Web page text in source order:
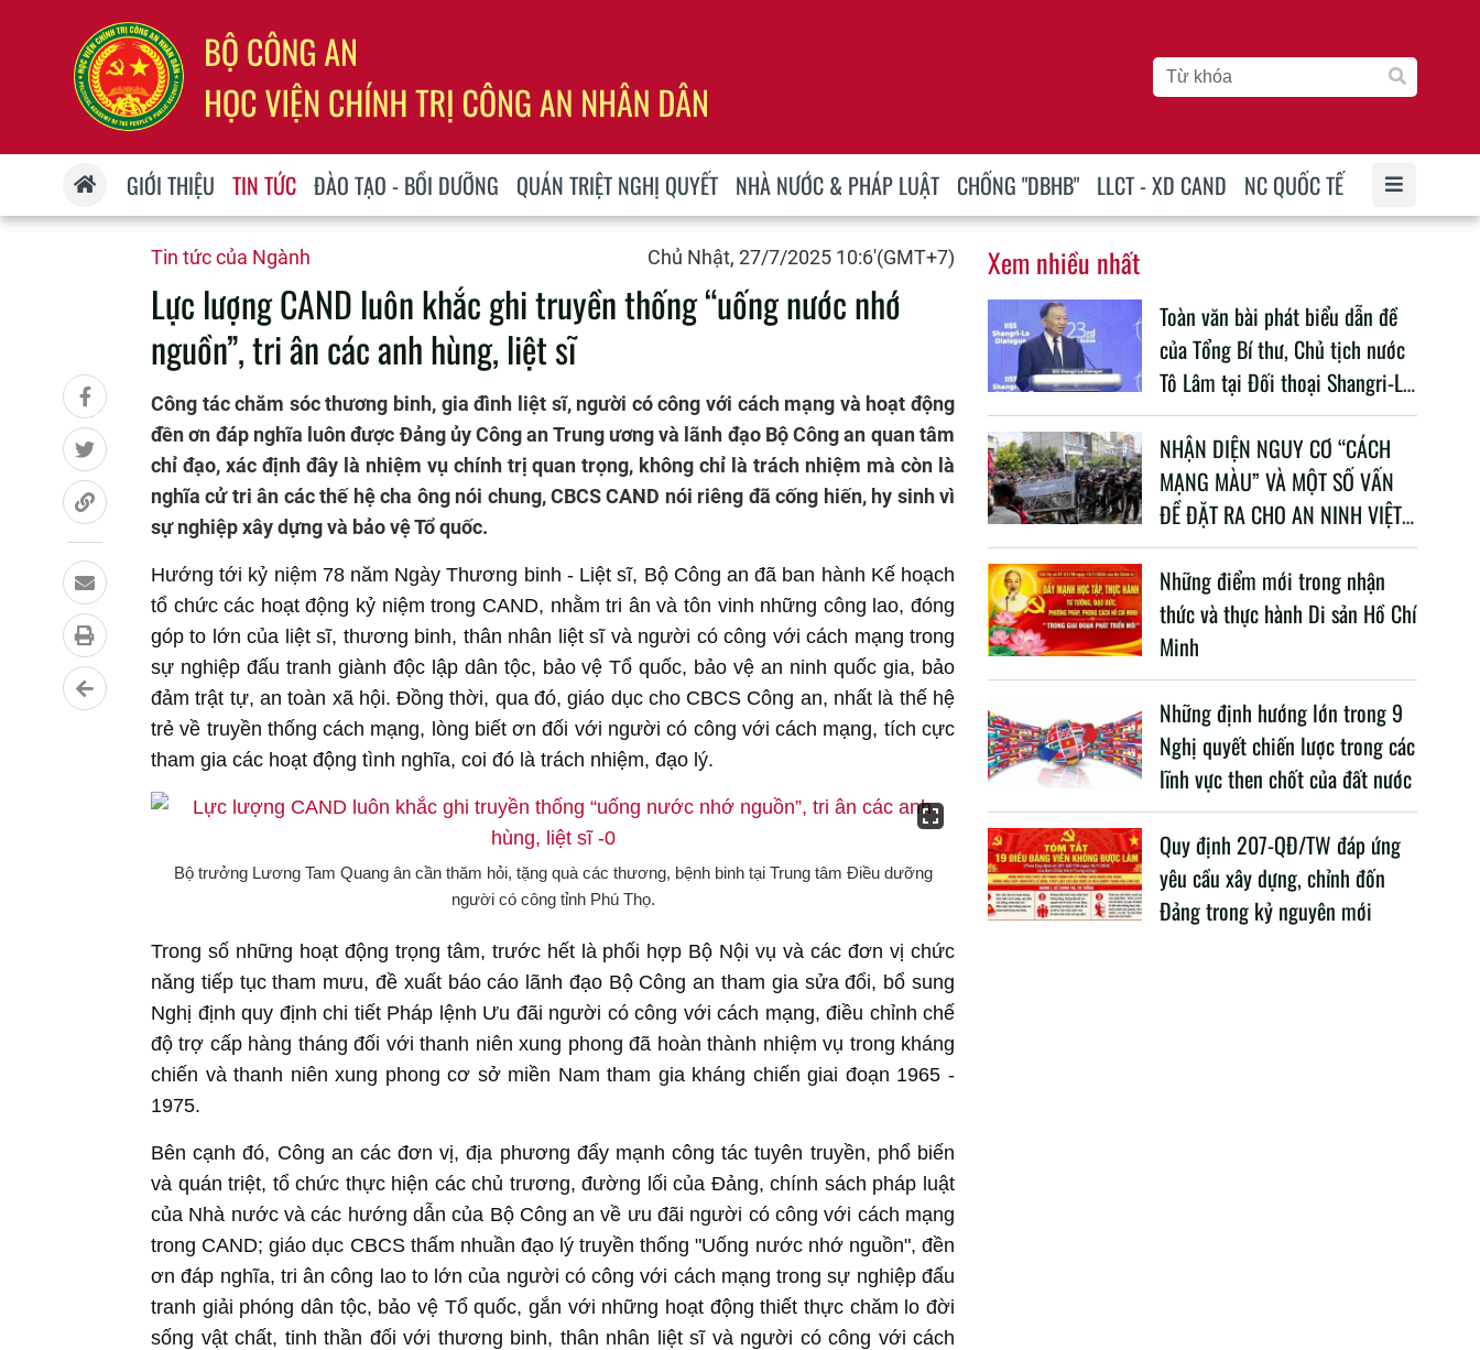
GIỚI THIỆU TIN TỨC ĐÀO TẠO - BỒI DƯỠNG QUÁN TRIỆT NGHỊ QUYẾT NHÀ NƯỚC & PHÁP LUẬT CHỐNG "DBHB" LLCT - XD CAND NC QUỐC TẾ
Tin tức của Ngành Chủ Nhật, 27/7/2025 10:6'(GMT+7)
Lực lượng CAND luôn khắc ghi truyền thống “uống nước nhớ
nguồn”, tri ân các anh hùng, liệt sĩ
Công tác chăm sóc thương binh, gia đình liệt sĩ, người có công với cách mạng và hoạt động
đền ơn đáp nghĩa luôn được Đảng ủy Công an Trung ương và lãnh đạo Bộ Công an quan tâm
chỉ đạo, xác định đây là nhiệm vụ chính trị quan trọng, không chỉ là trách nhiệm mà còn là
nghĩa cử tri ân các thế hệ cha ông nói chung, CBCS CAND nói riêng đã cống hiến, hy sinh vì
sự nghiệp xây dựng và bảo vệ Tổ quốc.
Hướng tới kỷ niệm 78 năm Ngày Thương binh - Liệt sĩ, Bộ Công an đã ban hành Kế hoạch
tổ chức các hoạt động kỷ niệm trong CAND, nhằm tri ân và tôn vinh những công lao, đóng
góp to lớn của liệt sĩ, thương binh, thân nhân liệt sĩ và người có công với cách mạng trong
sự nghiệp đấu tranh giành độc lập dân tộc, bảo vệ Tổ quốc, bảo vệ an ninh quốc gia, bảo
đảm trật tự, an toàn xã hội. Đồng thời, qua đó, giáo dục cho CBCS Công an, nhất là thế hệ
trẻ về truyền thống cách mạng, lòng biết ơn đối với người có công với cách mạng, tích cực
tham gia các hoạt động tình nghĩa, coi đó là trách nhiệm, đạo lý.
Bộ trưởng Lương Tam Quang ân cần thăm hỏi, tặng quà các thương, bệnh binh tại Trung tâm Điều dưỡng
người có công tỉnh Phú Thọ.
Trong số những hoạt động trọng tâm, trước hết là phối hợp Bộ Nội vụ và các đơn vị chức
năng tiếp tục tham mưu, đề xuất báo cáo lãnh đạo Bộ Công an tham gia sửa đổi, bổ sung
Nghị định quy định chi tiết Pháp lệnh Ưu đãi người có công với cách mạng, điều chỉnh chế
độ trợ cấp hàng tháng đối với thanh niên xung phong đã hoàn thành nhiệm vụ trong kháng
chiến và thanh niên xung phong cơ sở miền Nam tham gia kháng chiến giai đoạn 1965 -
1975.
Bên cạnh đó, Công an các đơn vị, địa phương đẩy mạnh công tác tuyên truyền, phổ biến
và quán triệt, tổ chức thực hiện các chủ trương, đường lối của Đảng, chính sách pháp luật
của Nhà nước và các hướng dẫn của Bộ Công an về ưu đãi người có công với cách mạng
trong CAND; giáo dục CBCS thấm nhuần đạo lý truyền thống "Uống nước nhớ nguồn", đền
ơn đáp nghĩa, tri ân công lao to lớn của người có công với cách mạng trong sự nghiệp đấu
tranh giải phóng dân tộc, bảo vệ Tổ quốc, gắn với những hoạt động thiết thực chăm lo đời
sống vật chất, tinh thần đối với thương binh, thân nhân liệt sĩ và người có công với cách
Xem nhiều nhất
Toàn văn bài phát biểu dẫn đề
của Tổng Bí thư, Chủ tịch nước
Tô Lâm tại Đối thoại Shangri-La
lần thứ 23
NHẬN DIỆN NGUY CƠ “CÁCH
MẠNG MÀU” VÀ MỘT SỐ VẤN
ĐỀ ĐẶT RA CHO AN NINH VIỆT
NAM TRONG BỐI CẢNH HIỆN
NAY
Những điểm mới trong nhận
thức và thực hành Di sản Hồ Chí
Minh
Những định hướng lớn trong 9
Nghị quyết chiến lược trong các
lĩnh vực then chốt của đất nước
Quy định 207-QĐ/TW đáp ứng
yêu cầu xây dựng, chỉnh đốn
Đảng trong kỷ nguyên mới